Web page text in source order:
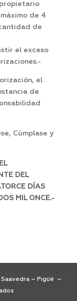
propietario
de 4
de
el exceso
el
de
Cúmplase y
DEL
DÍAS
MIL ONCE.-
– Pigüé –